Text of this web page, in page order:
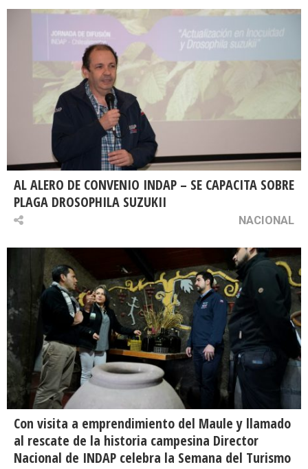
AL ALERO DE CONVENIO INDAP – SE CAPACITA SOBRE
PLAGA DROSOPHILA SUZUKII
NACIONAL
Con visita a emprendimiento del Maule y llamado
al rescate de la historia campesina Director
Nacional de INDAP celebra la Semana del Turismo